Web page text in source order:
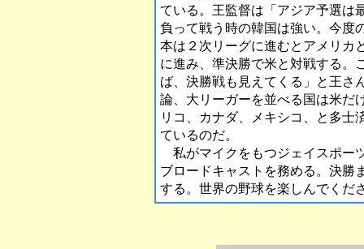
ている。王監督は「アジア予選は
負って戦う時の韓国は強い。今度
本は２次リーグに進むとアメリカ
に進み、準決勝で米と対戦する。
ば、決勝戦も見えてくる」と王さ
論、大リーガーを並べる国は米だ
リコ、カナダ、メキシコ、と多士
ているのだ。
私がマイクをもつジェイスポー
ブロードキャストを務める。決勝
する。世界の野球を楽しんでくだ